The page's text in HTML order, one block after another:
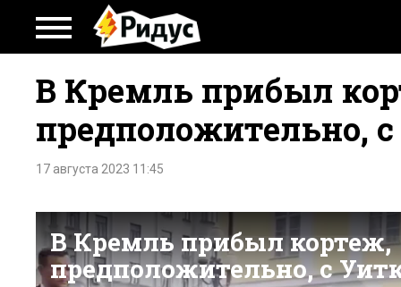
В Кремль прибыл
предположительно,
17 августа 2023 11:45